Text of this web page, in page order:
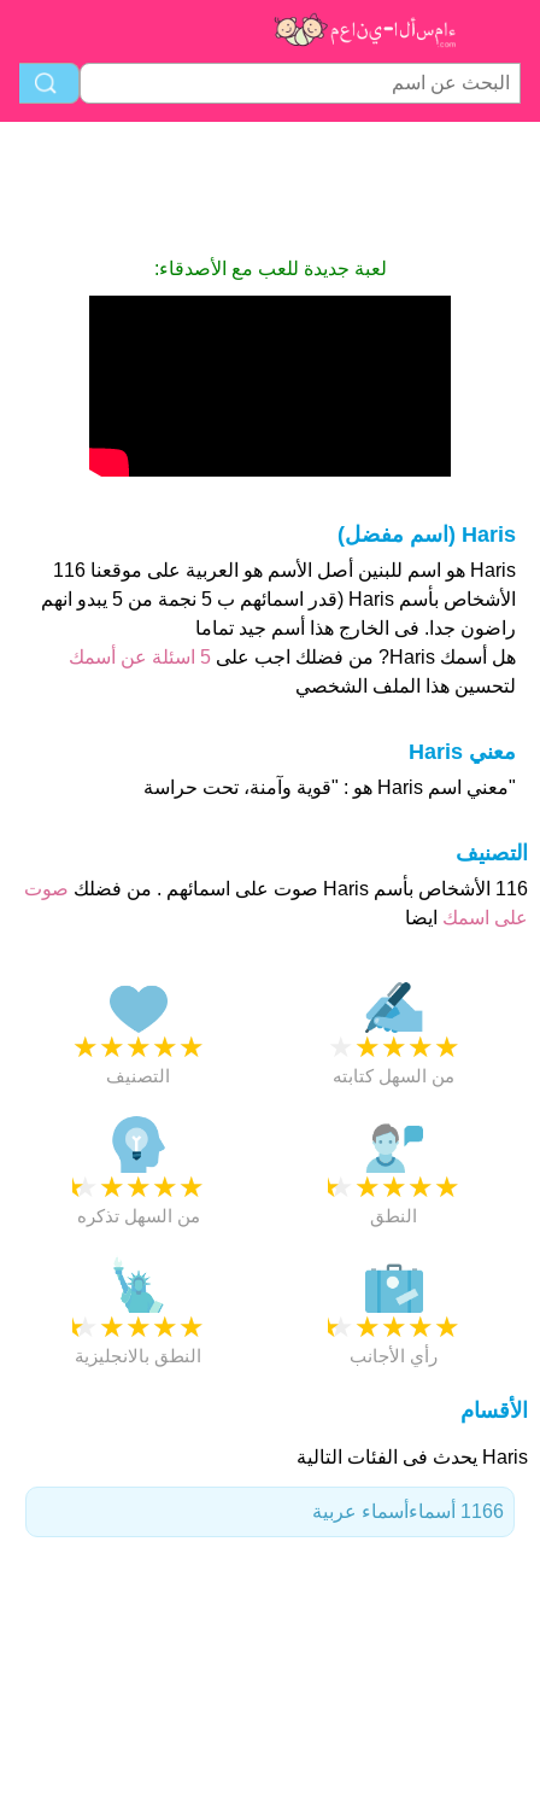
لعبة جديدة للعب مع الأصدقاء:
Haris (اسم مفضل)
Haris هو اسم للبنين أصل الأسم هو العربية على موقعنا 116
الأشخاص بأسم Haris (قدر اسمائهم ب 5 نجمة من 5 يبدو انهم
راضون جدا. فى الخارج هذا أسم جيد تماما
هل أسمك Haris? من فضلك اجب على
5 اسئلة عن أسمك
لتحسين هذا الملف الشخصي
معني Haris
"معني اسم Haris هو : "قوية وآمنة، تحت حراسة
التصنيف
116 الأشخاص بأسم Haris صوت على اسمائهم . من فضلك
صوت
على اسمك ايضا
★
★
★
★
★
التصنيف
★
★
★
★
من السهل كتابته
★
★
★
★
★
من السهل تذكره
★
★
★
★
★
النطق
★
★
★
★
★
النطق بالانجليزية
★
★
★
★
★
رأي الأجانب
الأقسام
Haris يحدث فى الفئات التالية
أسماء عربية 1166 أسماء